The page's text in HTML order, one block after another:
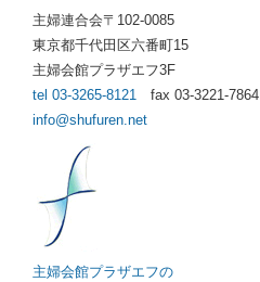
主婦連合会〒102-0085
東京都千代田区六番町15
主婦会館プラザエフ3F
tel 03-3265-8121 fax 03-3221-7864
info@shufuren.net
主婦会館プラザエフの